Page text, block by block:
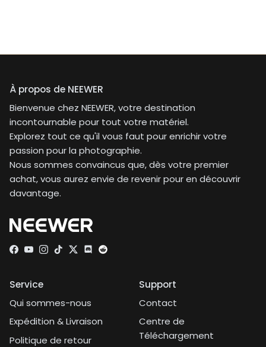
À propos de NEEWER
Bienvenue chez NEEWER, votre destination
incontournable pour tout votre matériel.
Explorez tout ce qu'il vous faut pour enrichir votre
passion pour la photographie.
Nous sommes convaincus que, dès votre premier
achat, vous aurez envie de revenir pour en découvrir
davantage.
Facebook
YouTube
Instagram
TikTokTwitter
Discord
Service
Qui sommes-nous
Expédition & Livraison
Politique de retour
Support
Contact
Centre de
Téléchargement